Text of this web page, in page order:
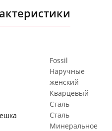
Fossil
Наручные
женский
Кварцевый
Сталь
Сталь
Минеральное